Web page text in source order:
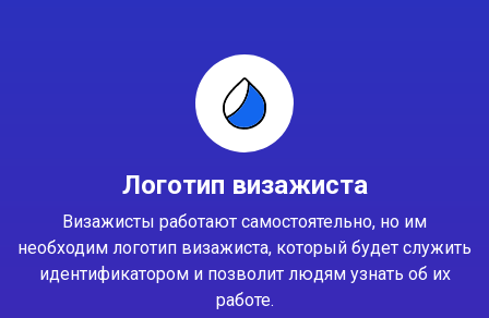
Логотип визажиста
Визажисты работают самостоятельно, но им
необходим логотип визажиста, который будет служить
идентификатором и позволит людям узнать об их
работе.